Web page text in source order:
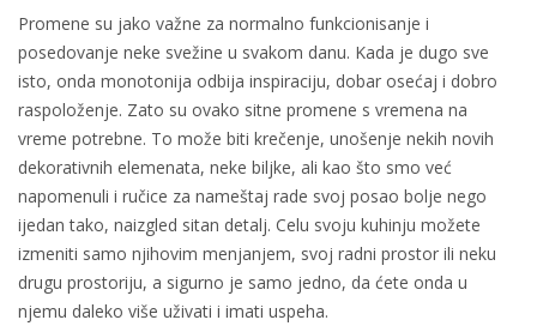
Promene su jako važne za normalno funkcionisanje i
posedovanje neke svežine u svakom danu. Kada je dugo sve
isto, onda monotonija odbija inspiraciju, dobar osećaj i dobro
raspoloženje. Zato su ovako sitne promene s vremena na
vreme potrebne. To može biti krečenje, unošenje nekih novih
dekorativnih elemenata, neke biljke, ali kao što smo već
napomenuli i ručice za nameštaj rade svoj posao bolje nego
ijedan tako, naizgled sitan detalj. Celu svoju kuhinju možete
izmeniti samo njihovim menjanjem, svoj radni prostor ili neku
drugu prostoriju, a sigurno je samo jedno, da ćete onda u
njemu daleko više uživati i imati uspeha.